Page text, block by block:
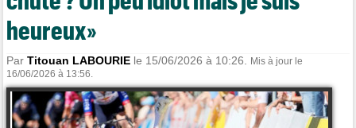
heureux»
ParTitouan LABOURIE le 15/06/2026 à 10:26.
Mis à jour le
16/06/2026 à 13:56.